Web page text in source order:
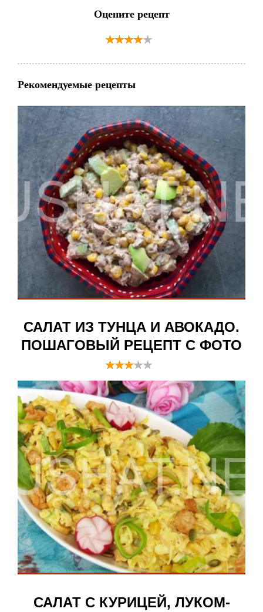
Оцените рецепт
Рекомендуемые рецепты
САЛАТ ИЗ ТУНЦА И АВОКАДО.
ПОШАГОВЫЙ РЕЦЕПТ С ФОТО
САЛАТ С КУРИЦЕЙ, ЛУКОМ-